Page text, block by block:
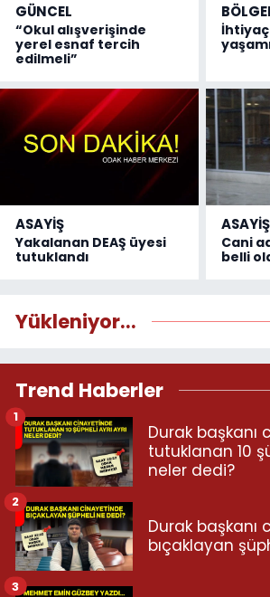
GÜNCEL
“Okul alışverişinde
yerel esnaf tercih
edilmeli”
ASAYİŞ
Yakalanan DEAŞ üyesi
tutuklandı
ASAYİŞ
Cani
belli
Yükleniyor...
Trend Haberler
Durak başkanı
tutuklanan 10
neler dedi?
1
Durak başkanı
bıçaklayan
2
3